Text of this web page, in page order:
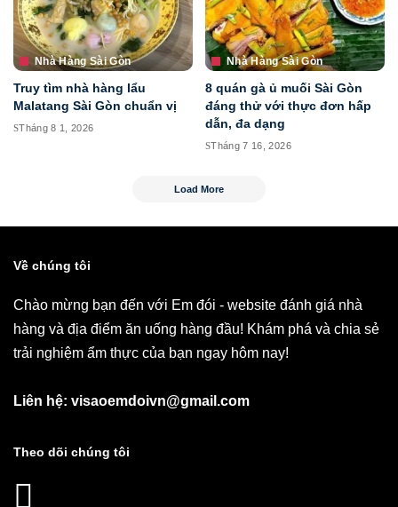
Nhà Hàng Sài Gòn
Truy tìm nhà hàng lẩu
Malatang Sài Gòn chuẩn vị
Tháng 8 1, 2026
Nhà Hàng Sài Gòn
8 quán gà ủ muối Sài Gòn
đáng thử với thực đơn hấp
dẫn, đa dạng
Tháng 7 16, 2026
Load More
Về chúng tôi
Chào mừng bạn đến với Em đói - website đánh giá nhà
hàng và địa điểm ăn uống hàng đầu! Khám phá và chia sẻ
trải nghiệm ẩm thực của bạn ngay hôm nay!
Liên hệ: visaoemdoivn@gmail.com
Theo dõi chúng tôi